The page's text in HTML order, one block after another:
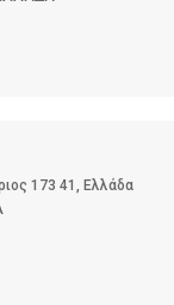
173 41, Ελλάδα